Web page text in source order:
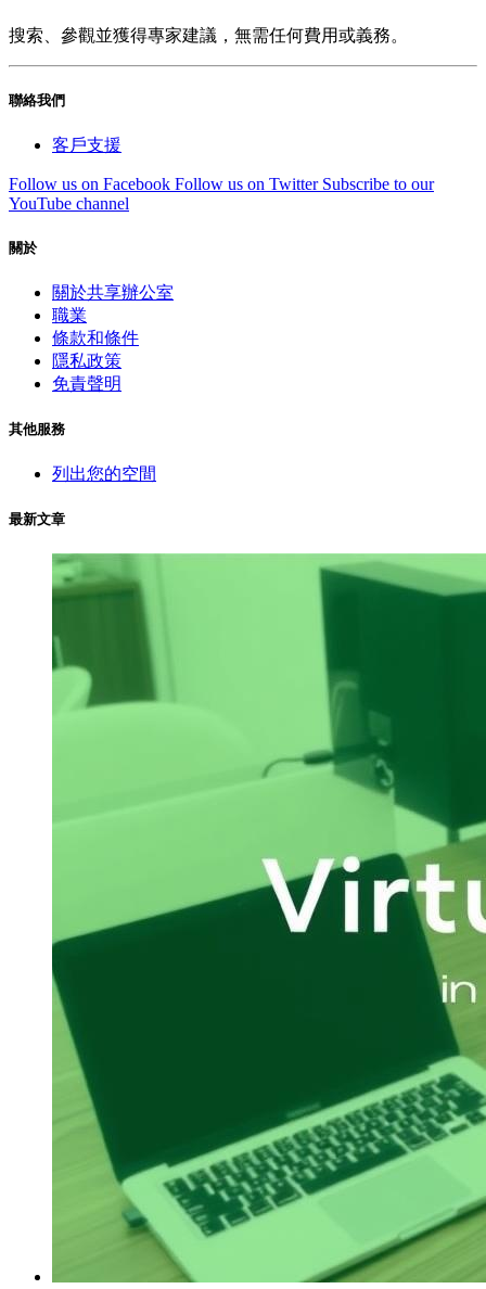
搜索、參觀並獲得專家建議，無需任何費用或義務。
聯絡我們
客戶支援
Follow us on Facebook Follow us on Twitter Subscribe to our
YouTube channel
關於
關於共享辦公室
職業
條款和條件
隱私政策
免責聲明
其他服務
列出您的空間
最新文章